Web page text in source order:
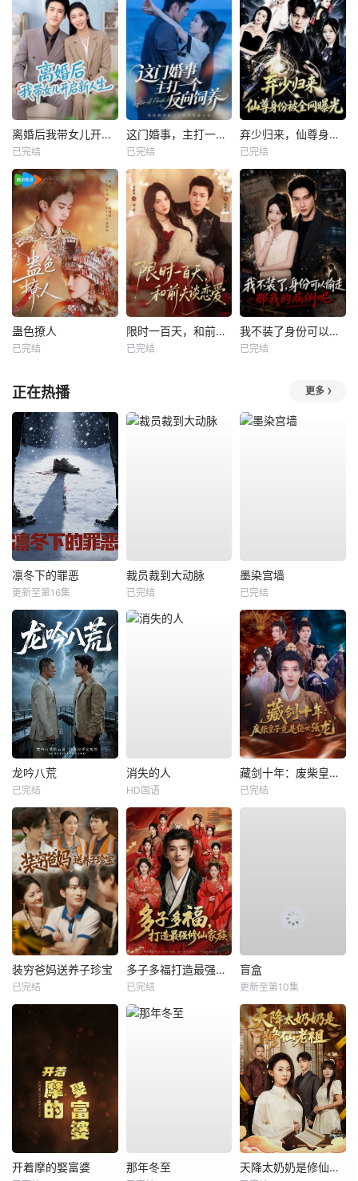
离婚后我带女儿开启新人生
已完结
这门婚事，主打一个反向饲养
已完结
弃少归来，仙尊身份被全网曝光
已完结
蛊色撩人
已完结
限时一百天，和前夫谈恋爱
已完结
我不装了身份可以偷走那我的病例呢
已完结
正在热播 更多
凛冬下的罪恶
更新至第16集
裁员裁到大动脉
已完结
墨染宫墙
已完结
龙吟八荒
已完结
消失的人
HD国语
藏剑十年：废柴皇子竟是绝世强龙
已完结
装穷爸妈送养子珍宝
已完结
多子多福打造最强修仙家族
已完结
盲盒
更新至第10集
开着摩的娶富婆 那年冬至 天降太奶奶是修仙老祖